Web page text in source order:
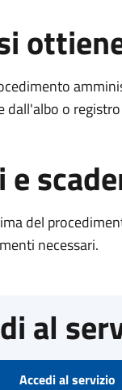
dall'albo o
e
del
necessari.
al
Accedi al servizio